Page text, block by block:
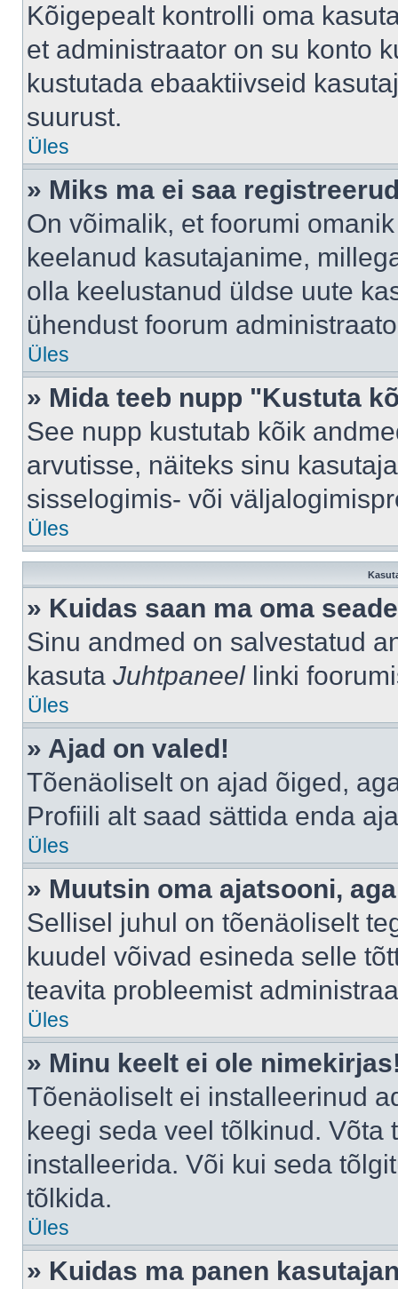
Kõigepealt kontrolli oma
et administraator on su konto
kustutada ebaaktiivseid
suurust.
Üles
» Miks ma ei saa
On võimalik, et foorumi
keelanud kasutajanime,
olla keelustanud üldse uute
ühendust foorum
Üles
» Mida teeb nupp "Kustuta
See nupp kustutab kõik
arvutisse, näiteks sinu
sisselogimis- või
Üles
» Kuidas saan ma oma
Sinu andmed on salvestatud
kasuta Juhtpaneellinki
Üles
» Ajad on valed!
Tõenäoliselt on ajad õiged,
Profiili alt saad sättida enda
Üles
» Muutsin oma ajatsooni,
Sellisel juhul on tõenäoliselt
kuudel võivad esineda selle
teavita probleemist
Üles
» Minu keelt ei ole
Tõenäoliselt ei installeerinud
keegi seda veel tõlkinud.
installeerida. Või kui seda
tõlkida.
Üles
» Kuidas ma panen